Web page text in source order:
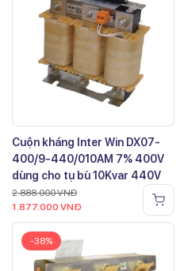
Cuộn kháng Inter Win DX07-
400/9-440/010AM 7% 400V
dùng cho tụ bù 10Kvar 440V
2.888.000VNĐ
1.877.000 VNĐ
-38%